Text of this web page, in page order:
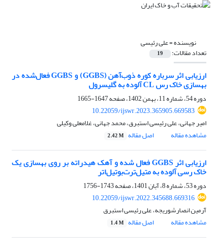
نویسنده =علی رئیسی
تعداد مقالات: 19
ارزیابی اثر سرباره کوره ذوب‌آهن (GGBS) و GGBS فعال‌شده در
بهسازی خاک رس CL آلوده به گلیسرول
دوره 54، شماره 11، بهمن 1402، صفحه
1647-1665
10.22059/ijswr.2023.365905.669583
امیر جهانی، علی رئیسی استبرق، محمد جهانی، غلامعلی وکیلی
مشاهده مقاله
اصل مقاله 2.42 M
ارزیابی اثر GGBS فعال شده و آهک هیدراته بر روی بهسازی یک
خاک رسی آلوده به متیل‌ترت‌بوتیل‌اتر
دوره 53، شماره 8، آبان 1401، صفحه
1743-1756
10.22059/ijswr.2022.345688.669316
آرمین انصارشوریجه، علی رئیسی استبرق
مشاهده مقاله
اصل مقاله 1.4 M